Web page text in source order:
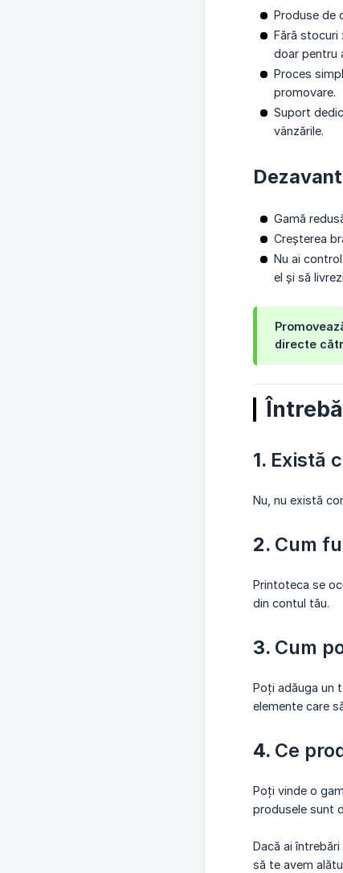
Produse de
Fără stocuri
doar pentru
Proces
promovare.
Suport
vânzările.
Gamă
Creșterea
Nu ai
el și să
directe
1. Există
Nu, nu există
2. Cum
Printoteca se
din contul tău.
3. Cum
Poți adăuga un
elemente care
4. Ce
Poți vinde o
produsele sunt
Dacă ai
să te avem